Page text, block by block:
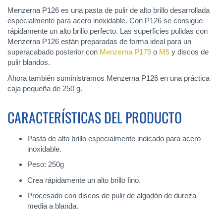
Menzerna P126 es una pasta de pulir de alto brillo desarrollada
especialmente para acero inoxidable. Con P126 se consigue
rápidamente un alto brillo perfecto. Las superficies pulidas con
Menzerna P126 están preparadas de forma ideal para un
superacabado posterior con Menzerna P175 o M5 y discos de
pulir blandos.
Ahora también suministramos Menzerna P126 en una práctica
caja pequeña de 250 g.
CARACTERÍSTICAS DEL PRODUCTO
Pasta de alto brillo especialmente indicado para acero
inoxidable.
Peso: 250g
Crea rápidamente un alto brillo fino.
Procesado con discos de pulir de algodón de dureza
media a blanda.